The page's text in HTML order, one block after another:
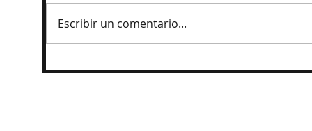
Escribir un comentario...